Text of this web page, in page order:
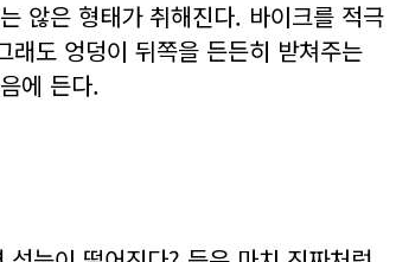
않은 형태가 취해진다. 바이크를 적극
도 엉덩이 뒤쪽을 든든히 받쳐주는
에 든다.